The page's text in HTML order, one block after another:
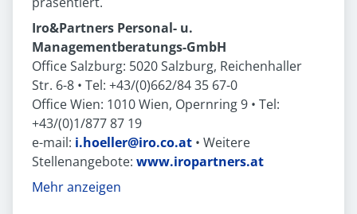
Iro&Partners Personal- u.
Managementberatungs-GmbH
Office Salzburg: 5020 Salzburg, Reichenhaller
Str. 6-8 • Tel: +43/(0)662/84 35 67-0
Office Wien: 1010 Wien, Opernring 9 • Tel:
+43/(0)1/877 87 19
e-mail: i.hoeller@iro.co.at • Weitere
Stellenangebote: www.iropartners.at
Mehr anzeigen